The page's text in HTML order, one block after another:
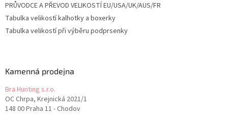
PRŮVODCE A PŘEVOD VELIKOSTÍ EU/USA/UK/AUS/FR
Tabulka velikostí kalhotky a boxerky
Tabulka velikostí při výběru podprsenky
Kamenná prodejna
Bra Hunting s.r.o.
OC Chrpa, Krejnická 2021/1
148 00 Praha 11 - Chodov